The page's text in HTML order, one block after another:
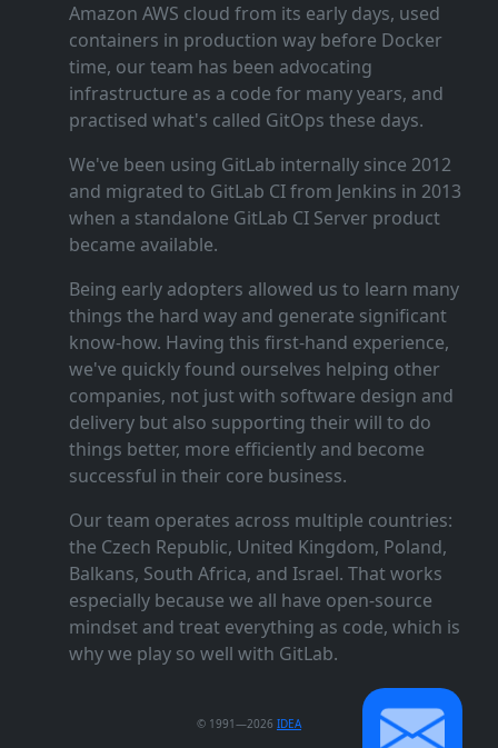
Amazon AWS cloud from its early days, used
containers in production way before Docker
time, our team has been advocating
infrastructure as a code for many years, and
practised what's called GitOps these days.
We've been using GitLab internally since 2012
and migrated to GitLab CI from Jenkins in 2013
when a standalone GitLab CI Server product
became available.
Being early adopters allowed us to learn many
things the hard way and generate significant
know‑how. Having this first‑hand experience,
we've quickly found ourselves helping other
companies, not just with software design and
delivery but also supporting their will to do
things better, more efficiently and become
successful in their core business.
Our team operates across multiple countries:
the Czech Republic, United Kingdom, Poland,
Balkans, South Africa, and Israel. That works
especially because we all have open‑source
mindset and treat everything as code, which is
why we play so well with GitLab.
© 1991—2026 IDEA